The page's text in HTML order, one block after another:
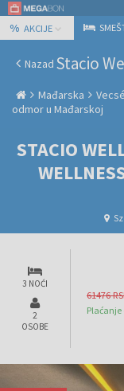
% AKCIJE
Nazad
Mađarska
odmor u Mađarskoj
STACIO
3 NOĆI
2
OSOBE
61476